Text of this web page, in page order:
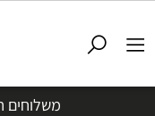
משלוחים